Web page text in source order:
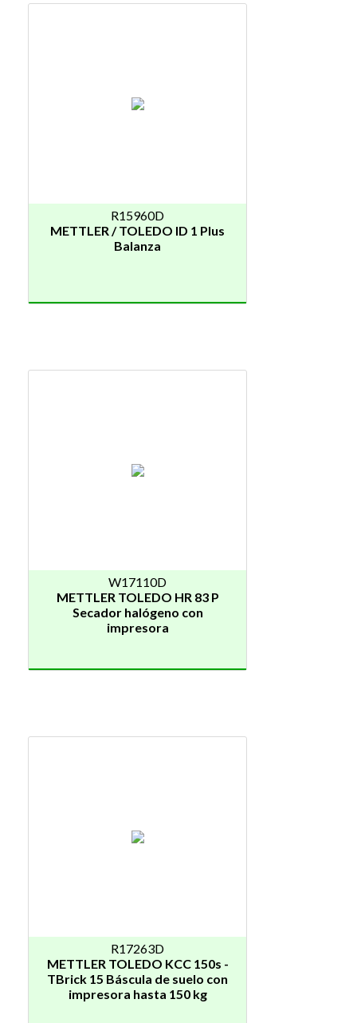
R15960D
METTLER / TOLEDO ID 1 Plus
Balanza
W17110D
METTLER TOLEDO HR 83 P
Secador halógeno con
impresora
R17263D
METTLER TOLEDO KCC 150s -
TBrick 15 Báscula de suelo con
impresora hasta 150 kg